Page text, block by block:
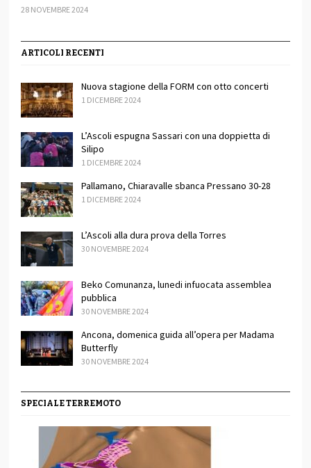
28 NOVEMBRE 2024
ARTICOLI RECENTI
Nuova stagione della FORM con otto concerti
1 DICEMBRE 2024
L’Ascoli espugna Sassari con una doppietta di
Silipo
1 DICEMBRE 2024
Pallamano, Chiaravalle sbanca Pressano 30-28
1 DICEMBRE 2024
L’Ascoli alla dura prova della Torres
30 NOVEMBRE 2024
Beko Comunanza, lunedi infuocata assemblea
pubblica
30 NOVEMBRE 2024
Ancona, domenica guida all’opera per Madama
Butterfly
30 NOVEMBRE 2024
SPECIALE TERREMOTO